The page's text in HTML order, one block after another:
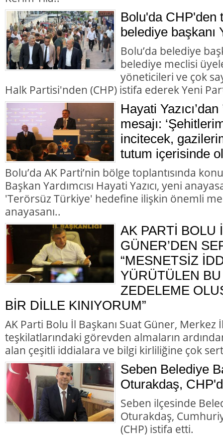
Bolu'da CHP'den
belediye başkanı
Bolu’da belediye
belediye meclisi
yöneticileri ve çok
Halk Partisi'nden (CHP) istifa ederek Yeni
Hayati
mesajı:
incitecek,
tutum içerisinde
Bolu’da AK Parti’nin bölge toplantısında
Başkan Yardımcısı Hayati Yazıcı, yeni
'Terörsüz Türkiye' hedefine ilişkin önemli
anayasanı..
AK PARTİ BOLU
GÜNER’DEN
“MESNETSİZ
YÜRÜTÜLEN
ZEDELEME
BİR DİLLE KINIYORUM”
AK Parti Bolu İl Başkanı Suat Güner,
teşkilatlarındaki görevden almaların
alan çeşitli iddialara ve bilgi kirliliğine çok
Seben Belediye
Oturakdaş,
Seben ilçesinde
Oturakdaş,
(CHP) istifa etti.